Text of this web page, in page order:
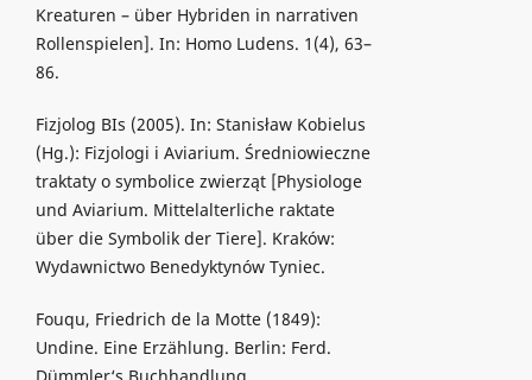
Kreaturen – über Hybriden in narrativen
Rollenspielen]. In: Homo Ludens. 1(4), 63–
86.
Fizjolog BIs (2005). In: Stanisław Kobielus
(Hg.): Fizjologi i Aviarium. Średniowieczne
traktaty o symbolice zwierząt [Physiologe
und Aviarium. Mittelalterliche raktate
über die Symbolik der Tiere]. Kraków:
Wydawnictwo Benedyktynów Tyniec.
Fouqu, Friedrich de la Motte (1849):
Undine. Eine Erzählung. Berlin: Ferd.